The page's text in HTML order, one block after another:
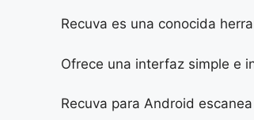
Recuva es una conocida
Ofrece una interfaz simple e
Recuva para Android